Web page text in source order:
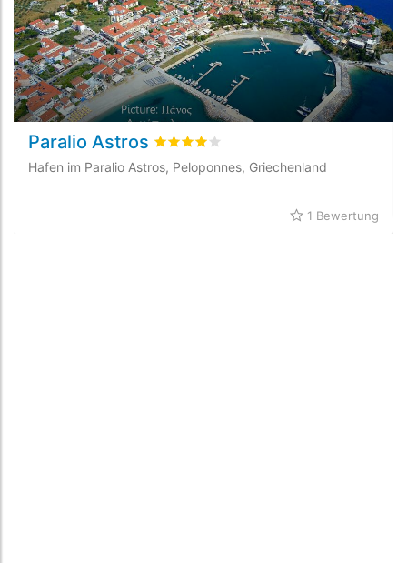
Paralio Astros bewertet3.9
Hafen im Paralio Astros, Peloponnes, Griechenland
1 Bewertung